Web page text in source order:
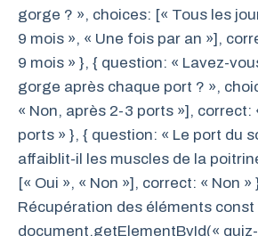
gorge ? », choices: [« Tous les
9 mois », « Une fois par an »],
9 mois » }, { question: « Lavez-
gorge après chaque port ? »,
« Non, après 2-3 ports »], correct:
ports » }, { question: « Le port du
affaiblit-il les muscles de la
[« Oui », « Non »], correct: « Non »
Récupération des éléments const
document.getElementById(«